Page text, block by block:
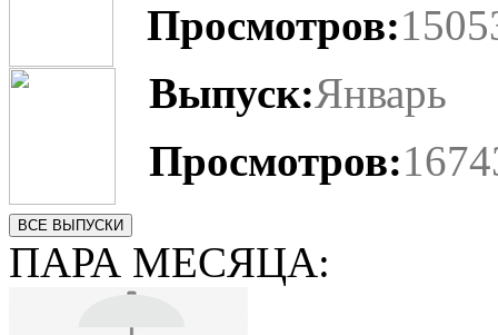
Просмотров:
Выпуск:Январь
Просмотров:
ВСЕ ВЫПУСКИ
ПАРА МЕСЯЦА: